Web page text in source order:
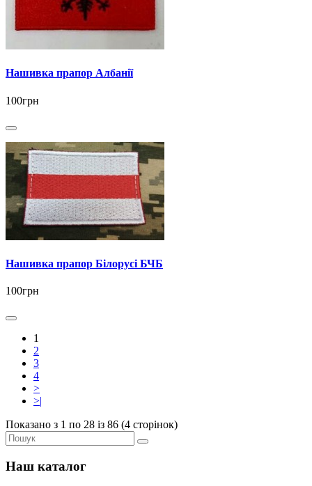
Нашивка прапор Албанії
100грн
Нашивка прапор Білорусі БЧБ
100грн
1
2
3
4
>
>|
Показано з 1 по 28 із 86 (4 сторінок)
Наш каталог